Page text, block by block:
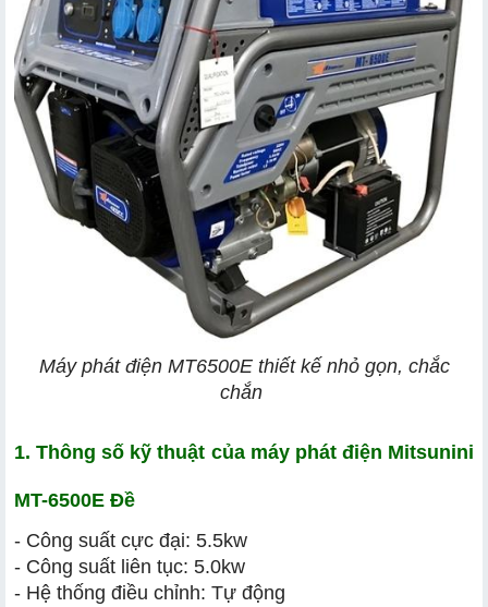
Máy phát điện MT6500E thiết kế nhỏ gọn, chắc
chắn
1. Thông số kỹ thuật của máy phát điện Mitsunini
MT-6500E Đề
- Công suất cực đại: 5.5kw
- Công suất liên tục: 5.0kw
- Hệ thống điều chỉnh: Tự động